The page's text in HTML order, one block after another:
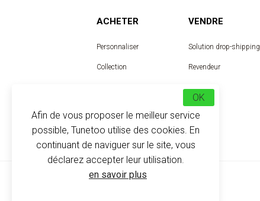
ACHETER
Personnaliser
Collection
VENDRE
Solution drop-shipping
Revendeur
Designer
Afin de vous proposer le meilleur service
possible, Tunetoo utilise des cookies. En
continuant de naviguer sur le site, vous
déclarez accepter leur utilisation.
en savoir plus
OK